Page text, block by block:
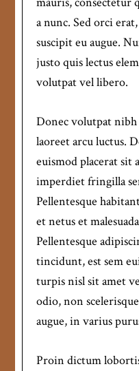
a nunc. Sed orci
suscipit eu augue.
justo quis lectus
volutpat vel libero.
Donec volutpat
laoreet arcu luctus.
euismod placerat sit
imperdiet fringilla
Pellentesque
et netus et
Pellentesque
tincidunt, est sem
turpis nisl sit amet
odio, non
augue, in varius
Proin dictum